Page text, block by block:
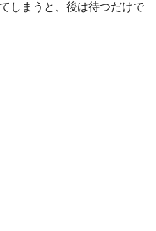
しまうと、後は待つだけで